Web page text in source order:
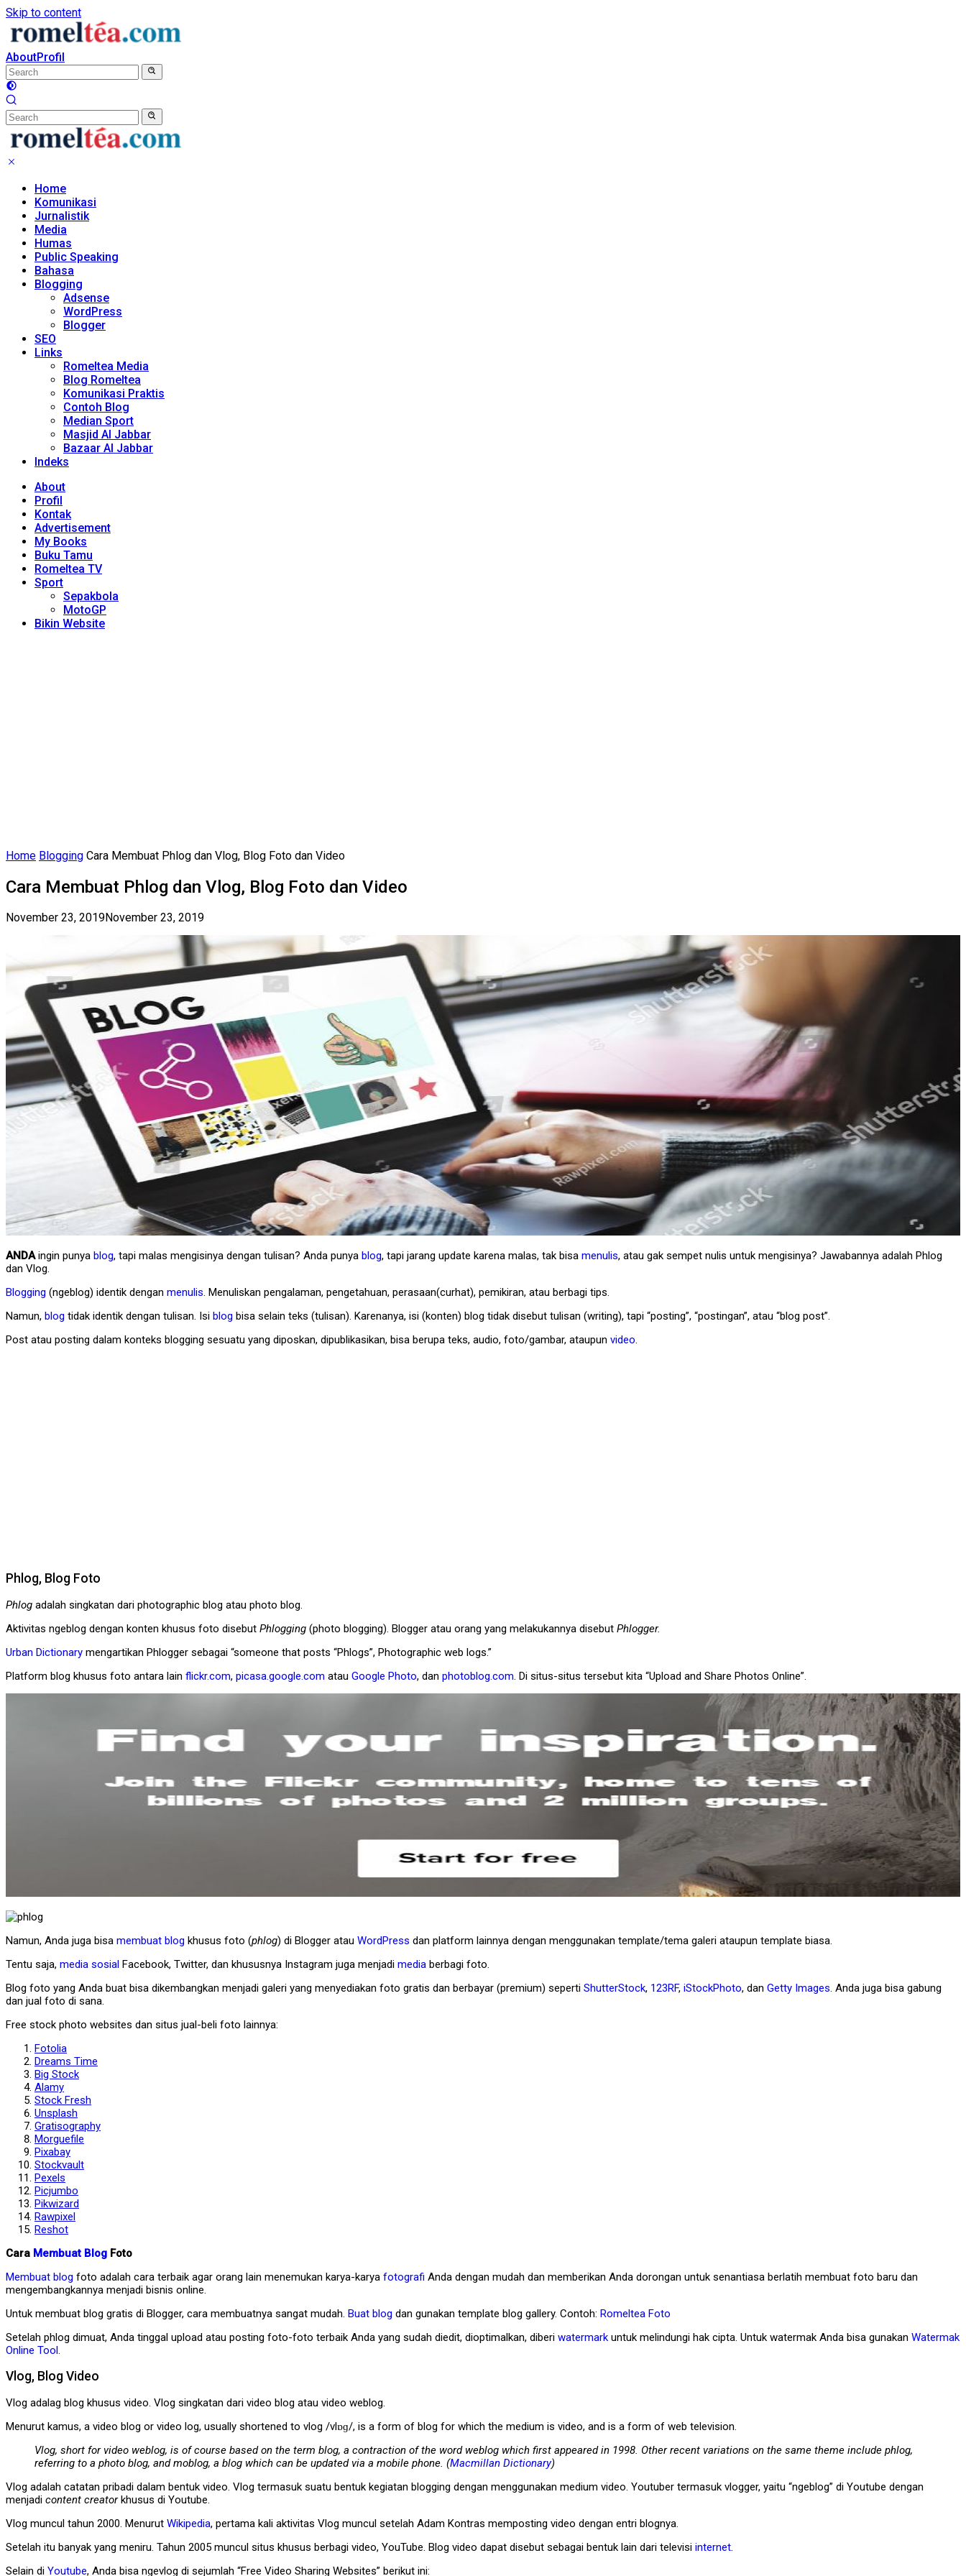
Skip to content
AboutProfil
Home
Komunikasi
Jurnalistik
Media
Humas
Public Speaking
Bahasa
Blogging
Adsense
WordPress
Blogger
SEO
Links
Romeltea Media
Blog Romeltea
Komunikasi Praktis
Contoh Blog
Median Sport
Masjid Al Jabbar
Bazaar Al Jabbar
Indeks
About
Profil
Kontak
Advertisement
My Books
Buku Tamu
Romeltea TV
Sport
Sepakbola
MotoGP
Bikin Website
Home Blogging Cara Membuat Phlog dan Vlog, Blog Foto dan Video
Cara Membuat Phlog dan Vlog, Blog Foto dan Video
November 23, 2019November 23, 2019
ANDAingin punya blog, tapi malas mengisinya dengan tulisan? Anda punya blog, tapi jarang update karena malas, tak bisa menulis, atau gak sempet nulis untuk mengisinya? Jawabannya adalah Phlog
dan Vlog.
Blogging (ngeblog) identik dengan menulis. Menuliskan pengalaman, pengetahuan, perasaan(curhat), pemikiran, atau berbagi tips.
Namun, blog tidak identik dengan tulisan. Isi blog bisa selain teks (tulisan). Karenanya, isi (konten) blog tidak disebut tulisan (writing), tapi “posting”, “postingan”, atau “blog post”.
Post atau posting dalam konteks blogging sesuatu yang diposkan, dipublikasikan, bisa berupa teks, audio, foto/gambar, ataupun video.
Phlog, Blog Foto
Phlog adalah singkatan dari photographic blog atau photo blog.
Aktivitas ngeblog dengan konten khusus foto disebut Phlogging (photo blogging). Blogger atau orang yang melakukannya disebut Phlogger.
Urban Dictionary mengartikan Phlogger sebagai “someone that posts “Phlogs”, Photographic web logs.”
Platform blog khusus foto antara lain flickr.com, picasa.google.com atau Google Photo, dan photoblog.com . Di situs-situs tersebut kita “Upload and Share Photos Online”.
Namun, Anda juga bisa membuat blog khusus foto (phlog) di Blogger atau WordPress dan platform lainnya dengan menggunakan template/tema galeri ataupun template biasa.
Tentu saja, media sosial Facebook, Twitter, dan khususnya Instagram juga menjadi media berbagi foto.
Blog foto yang Anda buat bisa dikembangkan menjadi galeri yang menyediakan foto gratis dan berbayar (premium) seperti ShutterStock, 123RF, iStockPhoto, dan Getty Images . Anda juga bisa gabung
dan jual foto di sana.
Free stock photo websites dan situs jual-beli foto lainnya:
Fotolia
Dreams Time
Big Stock
Alamy
Stock Fresh
Unsplash
Gratisography
Morguefile
Pixabay
Stockvault
Pexels
Picjumbo
Pikwizard
Rawpixel
Reshot
Cara Membuat Blog Foto
Membuat blog foto adalah cara terbaik agar orang lain menemukan karya-karya fotografi Anda dengan mudah dan memberikan Anda dorongan untuk senantiasa berlatih membuat foto baru dan
mengembangkannya menjadi bisnis online.
Untuk membuat blog gratis di Blogger, cara membuatnya sangat mudah. Buat blog dan gunakan template blog gallery. Contoh: Romeltea Foto
Setelah phlog dimuat, Anda tinggal upload atau posting foto-foto terbaik Anda yang sudah diedit, dioptimalkan, diberi watermark untuk melindungi hak cipta. Untuk watermak Anda bisa gunakan Watermak
Online Tool
Vlog, Blog Video
Vlog adalag blog khusus video. Vlog singkatan dari video blog atau video weblog.
Menurut kamus, a video blog or video log, usually shortened to vlog /vlɒɡ/, is a form of blog for which the medium is video, and is a form of web television.
Vlog, short for video weblog, is of course based on the term blog, a contraction of the word weblog which first appeared in 1998. Other recent variations on the same theme include phlog,
referring to a photo blog, and moblog, a blog which can be updated via a mobile phone. (Macmillan Dictionary)
Vlog adalah catatan pribadi dalam bentuk video. Vlog termasuk suatu bentuk kegiatan blogging dengan menggunakan medium video. Youtuber termasuk vlogger, yaitu “ngeblog” di Youtube dengan
menjadi content creatorkhusus di Youtube.
Vlog muncul tahun 2000. Menurut Wikipedia, pertama kali aktivitas Vlog muncul setelah Adam Kontras memposting video dengan entri blognya.
Setelah itu banyak yang meniru. Tahun 2005 muncul situs khusus berbagi video, YouTube. Blog video dapat disebut sebagai bentuk lain dari televisi internet.
Selain di Youtube, Anda bisa ngevlog di sejumlah “Free Video Sharing Websites” berikut ini: